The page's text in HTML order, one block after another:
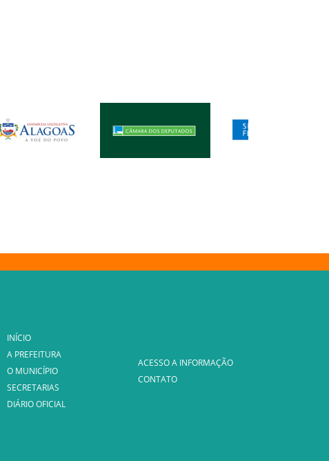
INÍCIO
A PREFEITURA
O MUNICÍPIO
SECRETARIAS
DIÁRIO OFICIAL
ACESSO A INFORMAÇÃO
CONTATO